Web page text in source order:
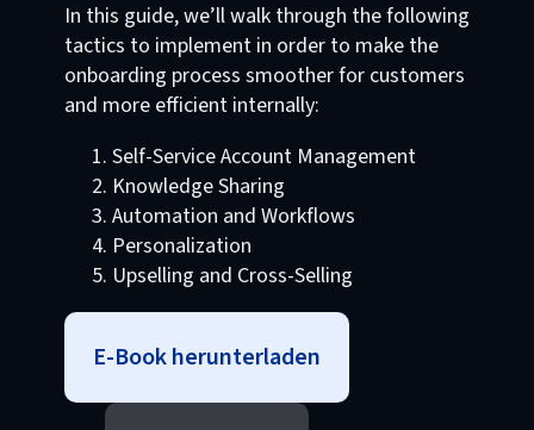
In this guide, we’ll walk through the following
tactics to implement in order to make the
onboarding process smoother for customers
and more efficient internally:
Self-Service Account Management
Knowledge Sharing
Automation and Workflows
Personalization
Upselling and Cross-Selling
E-Book herunterladen